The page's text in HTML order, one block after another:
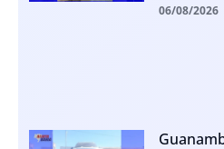
06/08/2026